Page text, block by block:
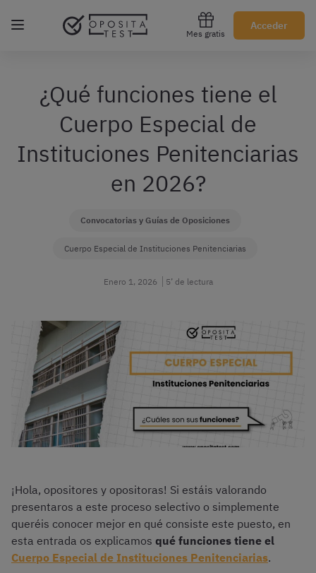
Mes gratis
Acceder
Regístrate gratis
¿Qué funciones tiene el
Cuerpo Especial de
Instituciones Penitenciarias
en 2026?
Convocatorias y Guías de Oposiciones
Cuerpo Especial de Instituciones Penitenciarias
Enero 1, 2026 5’ de lectura
¡Hola, opositores y opositoras! Si estáis valorando
presentaros a este proceso selectivo o simplemente
queréis conocer mejor en qué consiste este puesto, en
esta entrada os explicamos qué funciones tiene el
Cuerpo Especial de Instituciones Penitenciarias.